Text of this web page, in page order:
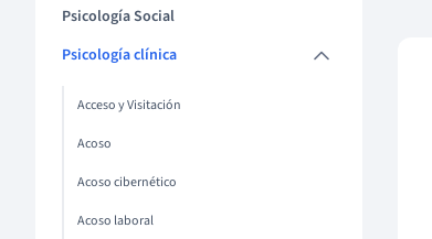
Psicología Social
Psicología clínica
Acceso y Visitación
Acoso
Acoso cibernético
Acoso laboral